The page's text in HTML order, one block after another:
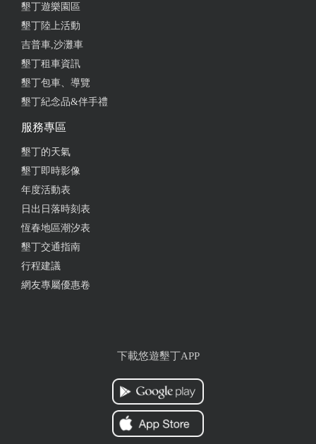
也足，外帶碗裝、內用有桌椅可以用餐，底下有溫熱
的綠豆甜度適中、上面再鋪一層刨冰，再有機會經過
碗目測不大，但料很足，粉條好好吃
料好吃，比例剛剛好。 #可以把車停到廟宇附近 #醫
墾丁遊樂園區
墾丁陸上活動
吉普車,沙灘車
墾丁租車資訊
墾丁包車、導覽
墾丁紀念品&伴手禮
服務專區
墾丁的天氣
墾丁即時影像
年度活動表
日出日落時刻表
恆春地區潮汐表
墾丁交通指南
行程建議
網友專屬優惠卷
下載悠遊墾丁APP